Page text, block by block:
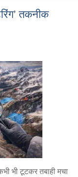
तकनीक
भी टूटकर तबाही मचा